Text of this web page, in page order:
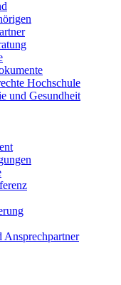
Hochschule
und Gesundheit